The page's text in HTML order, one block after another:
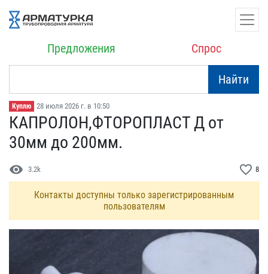
Предложения Спрос
Найти
Куплю 28 июля 2026 г. в 10:50
КАПРОЛОН,ФТОРОПЛАСТ Д от​
30мм до 200мм.
visibility 3.2k favorite_border 8
Контакты доступны только зарегистрированным
пользователям